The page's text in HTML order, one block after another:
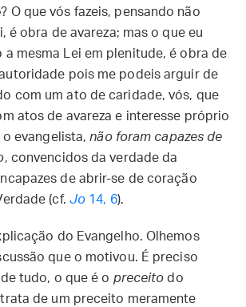
O que vós fazeis, pensando não
é obra de avareza; mas o que eu
mesma Lei em plenitude, é obra de
pois me podeis arguir de
com um ato de caridade, vós, que
atos de avareza e interesse próprio
o evangelista,não foram capazes de
, convencidos da verdade da
de abrir-se de coração
(cf. Jo 14, 6).
do Evangelho. Olhemos
que o motivou. É preciso
tudo, o que é o preceito do
de um preceito meramente